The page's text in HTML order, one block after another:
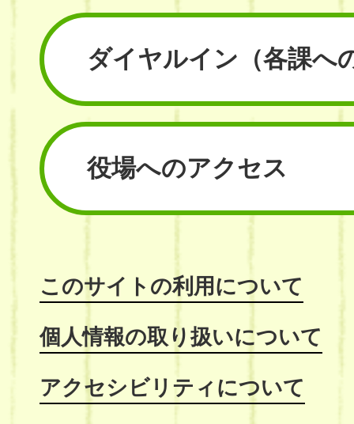
ダイヤルイン （各課へ
役場へのアクセス
このサイトの利用について
個人情報の取り扱いについて
アクセシビリティについて